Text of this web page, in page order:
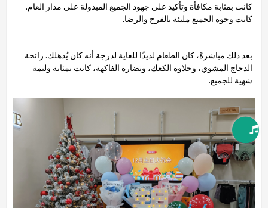
كانت بمثابة مكافأة وتأكيد على جهود الجميع المبذولة على مدار العام.
كانت وجوه الجميع مليئة بالفرح والرضا.
بعد ذلك مباشرةً، كان الطعام لذيذًا للغاية لدرجة أنه كان يُذهلك. رائحة
الدجاج المشوي، وحلاوة الكعك، ونضارة الفاكهة، كانت بمثابة وليمة
شهية للجميع.